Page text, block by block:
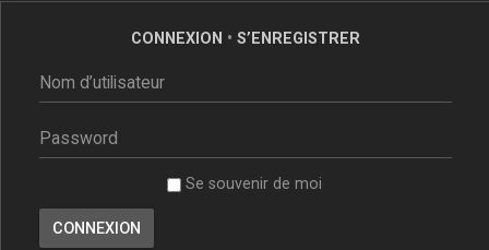
CONNEXION • S’ENREGISTRER
Se souvenir de moi